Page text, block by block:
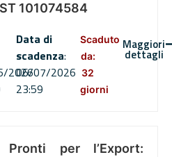
101074584
2026
Data di
scadenza:
06/07/2026
23:59
Scaduto
da:
32
giorni
Maggiori
dettagli
Pronti per l’Export: